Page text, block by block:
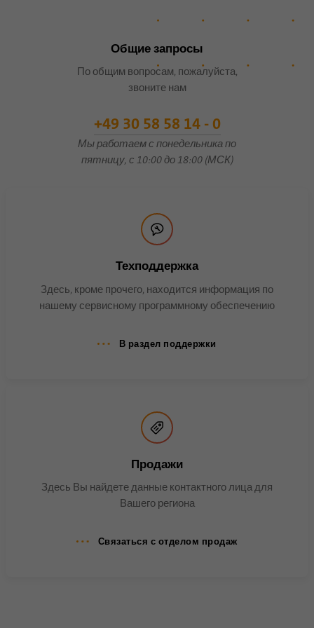
Общие запросы
По общим вопросам, пожалуйста,
звоните нам
+49 30 58 58 14 - 0
Мы работаем с понедельника по
пятницу, с 10:00 до 18:00 (МСК)
Техподдержка
Здесь, кроме прочего, находится информация по
нашему сервисному программному обеспечению
В раздел поддержки
Продажи
Здесь Вы найдете данные контактного лица для
Вашего региона
Связаться с отделом продаж
.linkedin.com
Продолжительность 24 часа
Этот файл cookie
обеспечивает выбор центра
обработки данных.
.linkedin.com
Продолжительность 6 месяцев
Этот файл cookie
используется для хранения
использование
li_sugr
Продолжительность 90 дней
определения вероятностных